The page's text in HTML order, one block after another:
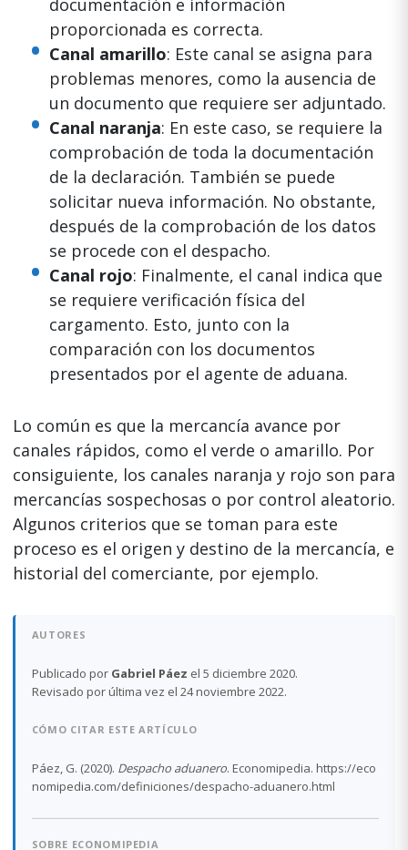
documentación e información
proporcionada es correcta.
Canal amarillo: Este canal se asigna para
problemas menores, como la ausencia de
un documento que requiere ser adjuntado.
Canal naranja: En este caso, se requiere la
comprobación de toda la documentación
de la declaración. También se puede
solicitar nueva información. No obstante,
después de la comprobación de los datos
se procede con el despacho.
Canal rojo: Finalmente, el canal indica que
se requiere verificación física del
cargamento. Esto, junto con la
comparación con los documentos
presentados por el agente de aduana.
Lo común es que la mercancía avance por
canales rápidos, como el verde o amarillo. Por
consiguiente, los canales naranja y rojo son para
mercancías sospechosas o por control aleatorio.
Algunos criterios que se toman para este
proceso es el origen y destino de la mercancía, e
historial del comerciante, por ejemplo.
AUTORES
Publicado por Gabriel Páez el 5 diciembre 2020.
Revisado por última vez el 24 noviembre 2022.
CÓMO CITAR ESTE ARTÍCULO
Páez, G. (2020). Despacho aduanero. Economipedia. https://eco
nomipedia.com/definiciones/despacho-aduanero.html
SOBRE ECONOMIPEDIA